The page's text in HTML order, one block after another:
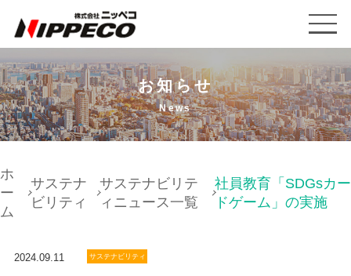
お知らせ
News
ホ
ー
ム
サステナ
ビリティ
サステナビリテ
ィニュース一覧
社員教育「SDGsカー
ドゲーム」の実施
2024.09.11 サステナビリティ